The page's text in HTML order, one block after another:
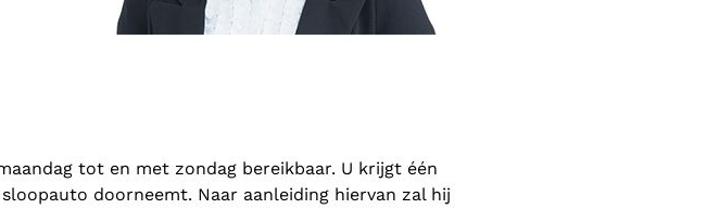
tot en met zondag bereikbaar. U krijgt één
doorneemt. Naar aanleiding hiervan zal hij